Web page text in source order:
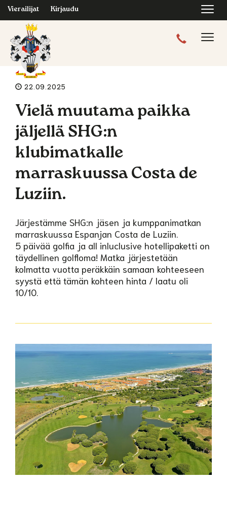
Vierailijat Kirjaudu
22.09.2025
Vielä muutama paikka
jäljellä SHG:n
klubimatkalle
marraskuussa Costa de
Luziin.
Järjestämme SHG:n jäsen ja kumppanimatkan
marraskuussa Espanjan Costa de Luziin.
5 päivää golfia ja all inluclusive hotellipaketti on
täydellinen golfloma! Matka järjestetään
kolmatta vuotta peräkkäin samaan kohteeseen
syystä että tämän kohteen hinta / laatu oli
10/10.